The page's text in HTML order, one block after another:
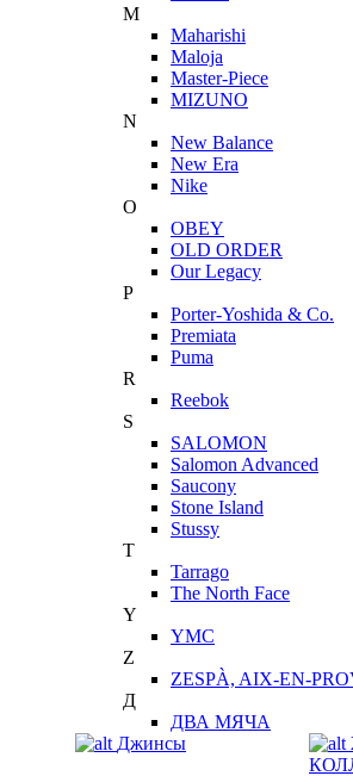
M
Maharishi
Maloja
Master-Piece
MIZUNO
N
New Balance
New Era
Nike
O
OBEY
OLD ORDER
Our Legacy
P
Porter-Yoshida & Co.
Premiata
Puma
R
Reebok
S
SALOMON
Salomon Advanced
Saucony
Stone Island
Stussy
T
Tarrago
The North Face
Y
YMC
Z
ZESPÀ, AIX-EN-
Д
ДВА МЯЧА
Джинсы